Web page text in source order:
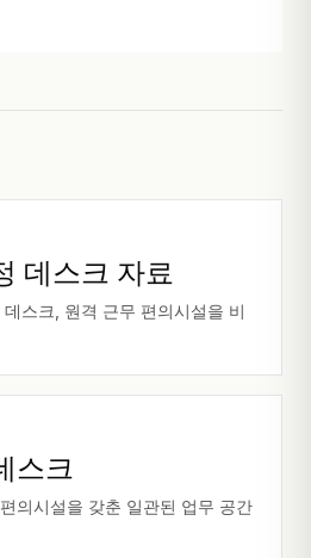
데스크 자료
스크, 원격 근무 편의시설을 비
스크
의시설을 갖춘 일관된 업무 공간